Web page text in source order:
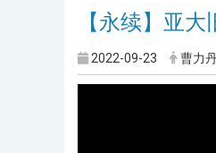
【永续】亚
2022-09-23 曹力